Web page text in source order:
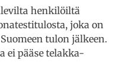
henkilöiltä
joka on
tulon jälkeen.
ei pääse telakka-